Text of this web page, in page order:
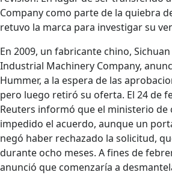
Company como parte de la quiebra
retuvo la marca para investigar su
En 2009, un fabricante chino,
Industrial Machinery Company,
Hummer, a la espera de las
pero luego retiró su oferta. El 24 de
Reuters informó que el ministerio de
impedido el acuerdo, aunque un
negó haber rechazado la solicitud,
durante ocho meses. A fines de
anunció que comenzaría a